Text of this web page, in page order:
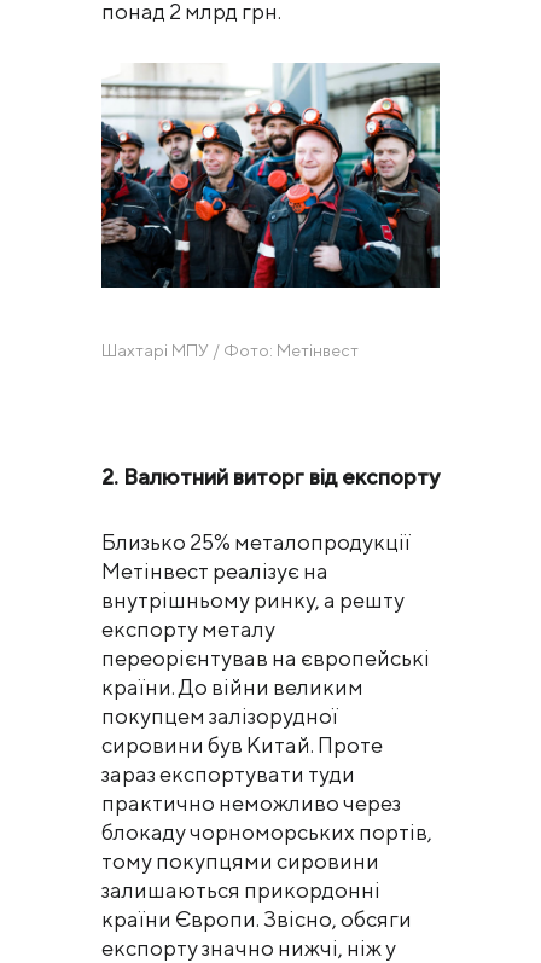
понад 2 млрд грн.
Шахтарі МПУ / Фото: Метінвест
2. Валютний виторг від експорту
Близько 25% металопродукції
Метінвест реалізує на
внутрішньому ринку, а решту
експорту металу
переорієнтував на європейські
країни. До війни великим
покупцем залізорудної
сировини був Китай. Проте
зараз експортувати туди
практично неможливо через
блокаду чорноморських портів,
тому покупцями сировини
залишаються прикордонні
країни Європи. Звісно, обсяги
експорту значно нижчі, ніж у